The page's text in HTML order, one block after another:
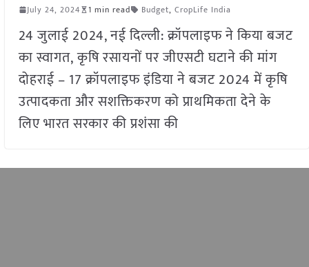
July 24, 2024 1 min read Budget, CropLife India
24 जुलाई 2024, नई दिल्ली: क्रॉपलाइफ ने किया बजट
का स्वागत, कृषि रसायनों पर जीएसटी घटाने की मांग
दोहराई – 17 क्रॉपलाइफ इंडिया ने बजट 2024 में कृषि
उत्पादकता और सशक्तिकरण को प्राथमिकता देने के
लिए भारत सरकार की प्रशंसा की